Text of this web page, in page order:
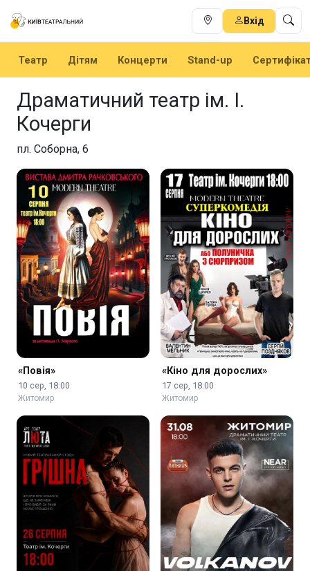
Вхід
Театр Дітям Концерти Stand-up
Драматичний театр ім. І.
Кочерги
пл. Соборна, 6
«Повія»
10 сер, 18:00
Житомир
«Кіно для дорослих»
17 сер, 18:00
Житомир